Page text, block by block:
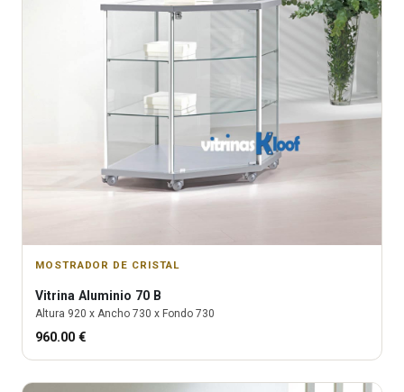
MOSTRADOR DE CRISTAL
Vitrina Aluminio 70 B
Altura 920 x Ancho 730 x Fondo 730
960.00 €